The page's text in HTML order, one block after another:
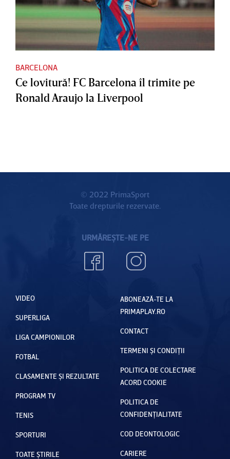
BARCELONA
Ce lovitură! FC Barcelona îl trimite pe
Ronald Araujo la Liverpool
© 2022 PrimaSport
Toate drepturile rezervate.
URMĂREȘTE-NE PE
VIDEO
SUPERLIGA
LIGA CAMPIONILOR
FOTBAL
CLASAMENTE ȘI REZULTATE
PROGRAM TV
TENIS
SPORTURI
TOATE ȘTIRILE
ABONEAZĂ-TE LA
PRIMAPLAY.RO
CONTACT
TERMENI ȘI CONDIȚII
POLITICA DE COLECTARE
ACORD COOKIE
POLITICA DE
CONFIDENȚIALITATE
COD DEONTOLOGIC
CARIERE